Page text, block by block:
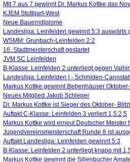
Mit 7 aus 7 gewinnt Dr. Markus Kottke das
KJEM Stuttgart-West
Neue Bauerndiplome
Landesliga: Leinfelden gewinnt 5:3 auswärts
WSMM: Grunbach-Leinfelden 2:2
16. Stadtmeisterschaft gestartet
JVM SC Leinfelden
B-Klasse: Leinfelden 2 unterliegt gegen
Landesliga: Leinfelden I - Schmiden-
Markus Kottke gewinnt Bebenhäuser
Neues Mitglied Jakob Schleper
Dr. Markus Kottke ist Sieger des Oktober-
Auftakt C-Klasse: Leinfelden 3 verliert 1,5:2,5
Markus Kottke wird erneut Deutscher Meister
Jugendvereinsmeisterschaft Runde 8 ist
Auftakt Landesliga: Leinfelden gewinnt 5:3
B-Klasse: Leinfelden 2 unterliegt knapp mit
Markus Kottke gewinnt die Sillenbucher